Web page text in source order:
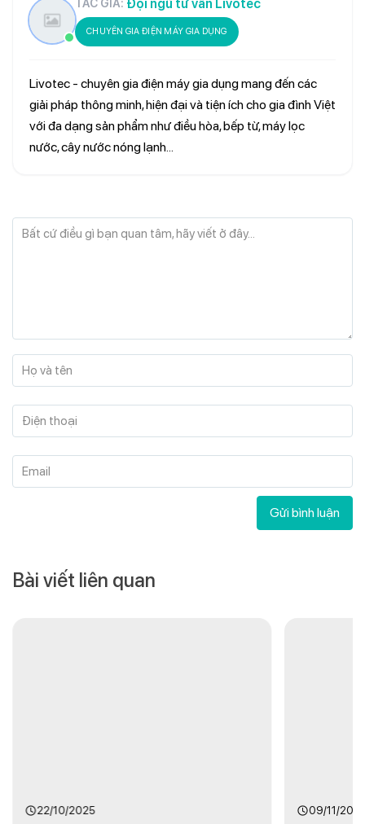
TÁC GIẢ: Đội ngũ tư vấn Livotec
CHUYÊN GIA ĐIỆN MÁY GIA DỤNG
Livotec - chuyên gia điện máy gia dụng mang đến các
giải pháp thông minh, hiện đại và tiện ích cho gia đình Việt
với đa dạng sản phẩm như điều hòa, bếp từ, máy lọc
nước, cây nước nóng lạnh...
Bất cứ điều gì bạn quan tâm, hãy viết ở đây...
Họ và tên
Điện thoại
Email
Gửi bình luận
Bài viết liên quan
22/10/2025
và kiểm tra